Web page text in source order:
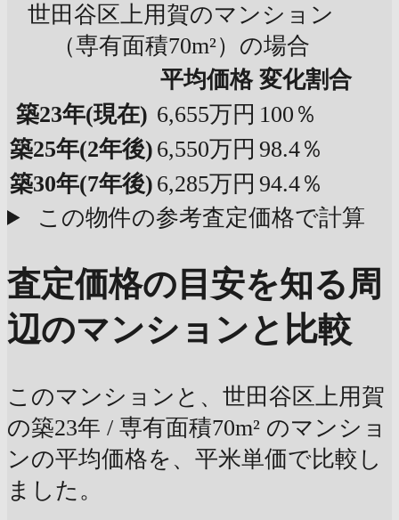
世田谷区上用賀のマンション
（専有面積70m²）の場合
平均価格 変化割合
築23年(現在) 6,655万円 100％
築25年(2年後) 6,550万円 98.4％
築30年(7年後) 6,285万円 94.4％
この物件の参考査定価格で計算
査定価格の目安を知る周
辺のマンションと比較
このマンションと、世田谷区上用賀
の築23年 / 専有面積70m² のマンショ
ンの平均価格を、平米単価で比較し
ました。